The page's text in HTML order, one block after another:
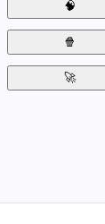
🧠
🍿
🚀